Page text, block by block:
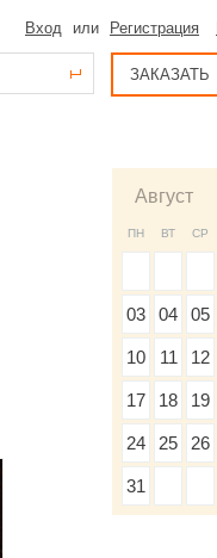
Вход или Регистрация
ЗАКАЗАТЬ
ПН ВТ СР
03 04 05
10 11 12
17 18 19
24 25 26
31